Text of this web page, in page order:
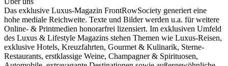
Das exklusive Luxus-Magazin FrontRowSociety generiert eine
hohe mediale Reichweite. Texte und Bilder werden u.a. für weitere
Online- & Printmedien honorarfrei lizensiert. Im exklusiven Umfeld
des Luxus & Lifestyle Magazins stehen Themen wie Luxus-Reisen,
exklusive Hotels, Kreuzfahrten, Gourmet & Kulinarik, Sterne-
Restaurants, erstklassige Weine, Champagner & Spirituosen,